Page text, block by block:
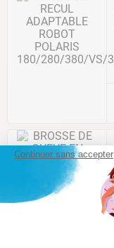
Continuer sans accepter